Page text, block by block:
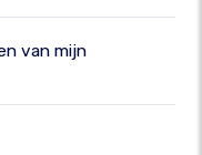
van mijn